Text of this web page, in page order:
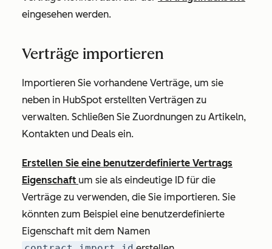
eingesehen werden.
Verträge importieren
Importieren Sie vorhandene Verträge, um sie
neben in HubSpot erstellten Verträgen zu
verwalten. Schließen Sie Zuordnungen zu Artikeln,
Kontakten und Deals ein.
Erstellen Sie eine benutzerdefinierte Vertrags
Eigenschaft um sie als eindeutige ID für die
Verträge zu verwenden, die Sie importieren. Sie
könnten zum Beispiel eine benutzerdefinierte
Eigenschaft mit dem Namen